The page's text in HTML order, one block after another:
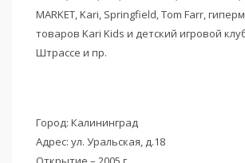
MARKET, Kari, Springfield, Tom Farr,
товаров Kari Kids и детский игровой
Штрассе и пр.
Город: Калининград
Адрес: ул. Уральская, д.18